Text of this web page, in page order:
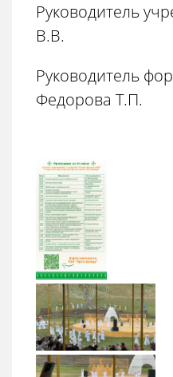
Руководитель
В.В.
Руководитель
Федорова Т.П.